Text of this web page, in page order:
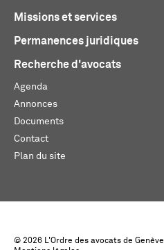
Missions et services
Permanences juridiques
Recherche d'avocats
Agenda
Annonces
Documents
Contact
Plan du site
© 2026 L'Ordre des avocats de Genève